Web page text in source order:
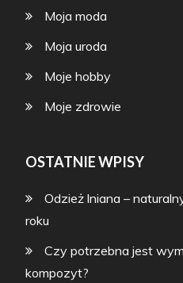
Moja moda
Moja uroda
Moje hobby
Moje zdrowie
OSTATNIE WPISY
Odzież lniana –
roku
Czy potrzebna jest
kompozyt?